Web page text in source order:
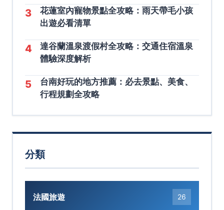
3
花蓮室內寵物景點全攻略：雨天帶毛小孩
出遊必看清單
4
達谷蘭溫泉渡假村全攻略：交通住宿溫泉
體驗深度解析
5
台南好玩的地方推薦：必去景點、美食、
行程規劃全攻略
分類
法國旅遊 26